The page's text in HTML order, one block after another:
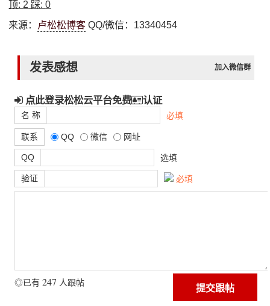
顶: 2 踩:0
来源： 卢松松博客 QQ/微信：13340454
发表感想 加入微信群
点此登录松松云平台免费 认证
名 称 必填
联系 QQ 微信 网址
QQ 选填
验证 必填
◎已有 247 人跟帖